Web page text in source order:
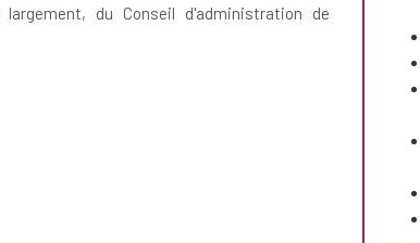
du Conseil d'administration de